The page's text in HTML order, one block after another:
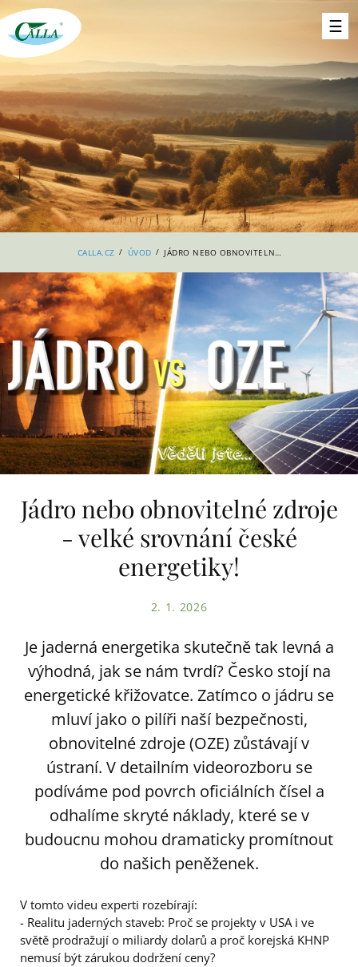
CALLA.CZ / ÚVOD / JÁDRO NEBO OBNOVITELNÉ ZDROJE - VELKÉ SROVNÁNÍ ČESKÉ ENERGETIKY!
Jádro nebo obnovitelné zdroje
- velké srovnání české
energetiky!
2. 1. 2026
Je jaderná energetika skutečně tak levná a
výhodná, jak se nám tvrdí? Česko stojí na
energetické křižovatce. Zatímco o jádru se
mluví jako o pilíři naší bezpečnosti,
obnovitelné zdroje (OZE) zůstávají v
ústraní. V detailním videorozboru se
podíváme pod povrch oficiálních čísel a
odhalíme skryté náklady, které se v
budoucnu mohou dramaticky promítnout
do našich peněženek.
V tomto videu experti rozebírají:
- Realitu jaderných staveb: Proč se projekty v USA i ve
světě prodražují o miliardy dolarů a proč korejská KHNP
nemusí být zárukou dodržení ceny?